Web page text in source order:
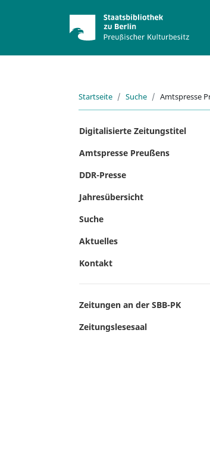
Startseite Suche Amtspresse
Digitalisierte Zeitungstitel
Amtspresse Preußens
DDR-Presse
Jahresübersicht
Suche
Aktuelles
Kontakt
Zeitungen an der SBB-PK
Zeitungslesesaal